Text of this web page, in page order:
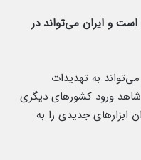
و ایران می‌تواند در
به تهدیدات
شاهد ورود کشورهای دیگری
ابزارهای جدیدی را به